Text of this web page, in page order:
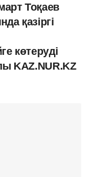
Тоқаев
қазіргі
көтеруді
KAZ.NUR.KZ